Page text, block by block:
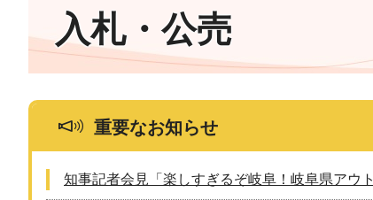
入札・公売
重要なお知らせ
知事記者会見「楽しすぎるぞ岐阜！岐阜県アウ